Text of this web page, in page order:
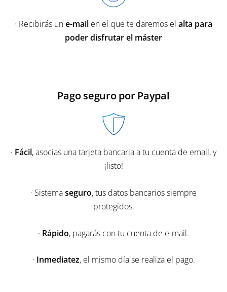
· Recibirás une-mail en el que te daremos el alta para
poder disfrutar el máster
Pago seguro por Paypal
· Fácil, asocias una tarjeta bancaria a tu cuenta de email, y
¡listo!
· Sistemaseguro, tus datos bancarios siempre
protegidos.
· Rápido, pagarás con tu cuenta de e-mail.
· Inmediatez, el mismo día se realiza el pago.